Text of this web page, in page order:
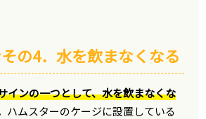
の4．水を飲まなくなる
インの一つとして、水を飲まなくな
ハムスターのケージに設置している